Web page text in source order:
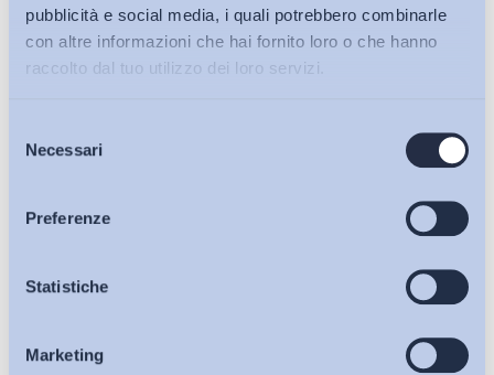
pubblicità e social media, i quali potrebbero combinarle
con altre informazioni che hai fornito loro o che hanno
raccolto dal tuo utilizzo dei loro servizi.
delNecessari
Preferenze
Statistiche
Marketing
Bollettini ADAPT
Articoli
Osservatori
Eventi
Mercato del lavoro, Politiche del lavoro e Incentivi
LINK
Iscriviti alla Newsletter